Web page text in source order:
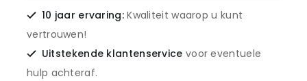
10 jaar ervaring:Kwaliteit waarop u kunt
vertrouwen!
Uitstekende klantenservice voor eventuele
hulp achteraf.